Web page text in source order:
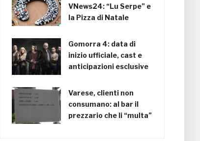
VNews24: “Lu Serpe” e
la Pizza di Natale
Gomorra 4: data di
inizio ufficiale, cast e
anticipazioni esclusive
Varese, clienti non
consumano: al bar il
prezzario che li “multa”